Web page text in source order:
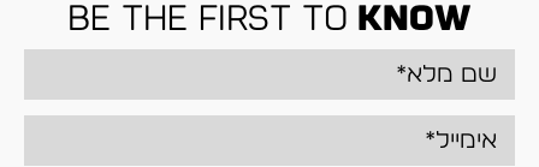
be the first to know